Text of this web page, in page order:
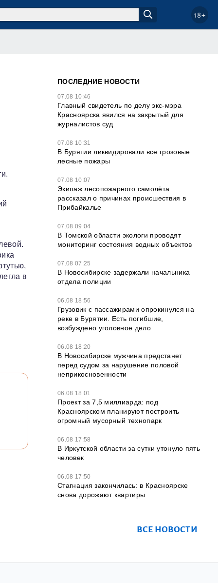
18+
в
ПОСЛЕДНИЕ НОВОСТИ
07.08 10:46
Главный свидетель по делу экс-мэра
Красноярска явился на закрытый для
журналистов суд
07.08 10:31
В Бурятии ликвидировали все грозовые
лесные пожары
07.08 10:07
Экипаж лесопожарного самолёта
рассказал о причинах происшествия в
Прибайкалье
07.08 09:04
В Томской области экологи проводят
мониторинг состояния водных объектов
07.08 07:25
В Новосибирске задержали начальника
отдела полиции
06.08 18:56
Грузовик с пассажирами опрокинулся на
реке в Бурятии. Есть погибшие,
возбуждено уголовное дело
06.08 18:20
В Новосибирске мужчина предстанет
перед судом за нарушение половой
неприкосновенности
06.08 18:01
Проект за 7,5 миллиарда: под
Красноярском планируют построить
огромный мусорный технопарк
06.08 17:58
В Иркутской области за сутки утонуло пять
человек
06.08 17:50
Стагнация закончилась: в Красноярске
снова дорожают квартиры
ВСЕ НОВОСТИ